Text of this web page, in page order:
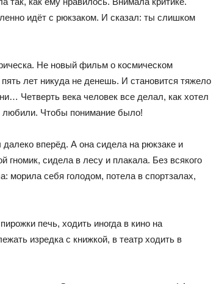
идёт с рюкзаком. И сказал: ты слишком
Не новый фильм о космическом
лет никуда не денешь. И становится тяжело
Четверть века человек все делал, как хотел
любили. Чтобы понимание было!
вперёд. А она сидела на рюкзаке и
гномик, сидела в лесу и плакала. Без всякого
морила себя голодом, потела в спортзалах,
печь, ходить иногда в кино на
изредка с книжкой, в театр ходить в